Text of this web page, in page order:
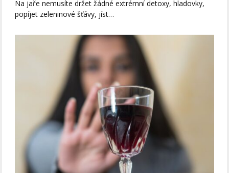
Na jaře nemusíte držet žádné extrémní detoxy, hladovky,
popíjet zeleninové šťávy, jíst…